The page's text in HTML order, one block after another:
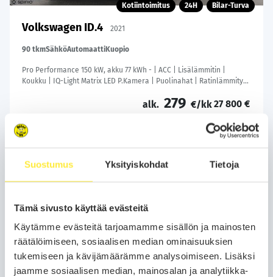
Suostumus Yksityiskohdat Tietoja
Tämä sivusto käyttää evästeitä
Käytämme evästeitä tarjoamamme sisällön ja mainosten
räätälöimiseen, sosiaalisen median ominaisuuksien
tukemiseen ja kävijämäärämme analysoimiseen. Lisäksi
jaamme sosiaalisen median, mainosalan ja analytiikka-
Kotiintoimitus 24H Bilar-Turva
Volkswagen ID.4 2021
90 tkmSähköAutomaattiKuopio
Pro Performance 150 kW, akku 77 kWh - | ACC | Lisälämmitin |
Koukku | IQ-Light Matrix LED P.Kamera | Puolinahat | Ratinlämmitys
alk. 279 €/kk27 800 €